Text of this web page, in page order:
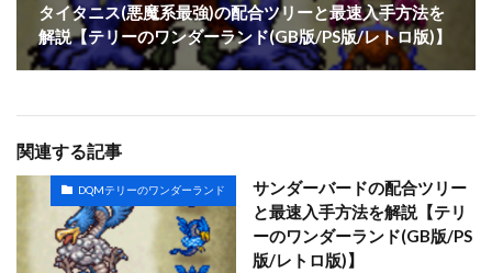
タイタニス(悪魔系最強)の配合ツリーと最速入手方法を
解説【テリーのワンダーランド(GB版/PS版/レトロ版)】
関連する記事
DQMテリーのワンダーランド
サンダーバードの配合ツリー
と最速入手方法を解説【テリ
ーのワンダーランド(GB版/PS
版/レトロ版)】